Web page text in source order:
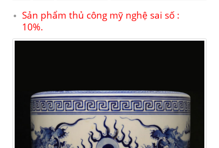
Sản phẩm thủ công mỹ nghệ sai số :
10%.